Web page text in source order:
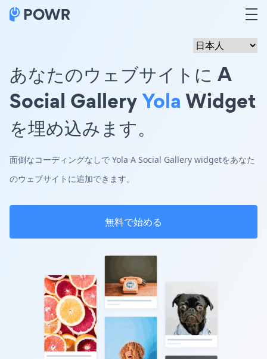
あなたのウェブサイトに A
Social GalleryYolaWidget
を埋め込みます。
面倒なコーディングなしで Yola A Social Gallery widgetをあなた
のウェブサイトに追加できます。
無料で始める